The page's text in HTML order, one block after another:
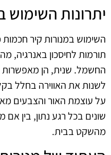
יתרונות השימוש
השימוש במנורות קיר חכמות
תורמות לחיסכון באנרגיה,
החשמל. שנית, הן מאפשרות
לשנות את האווירה בחלל
על עוצמת האור והצבעים
שונים בכל רגע נתון, בין
מהשקט בבית.